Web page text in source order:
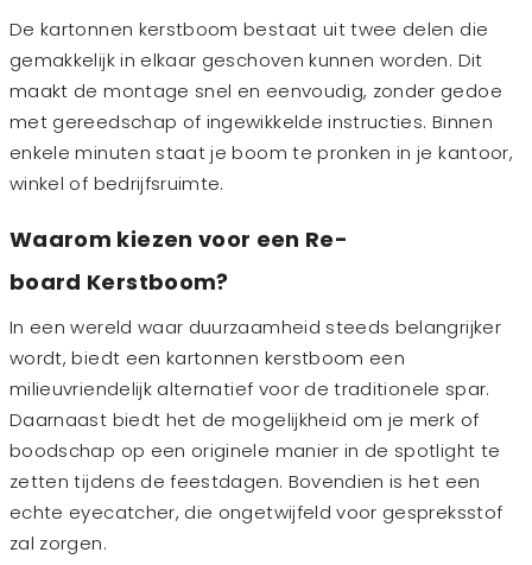
De kartonnen kerstboom bestaat uit twee delen die
gemakkelijk in elkaar geschoven kunnen worden. Dit
maakt de montage snel en eenvoudig, zonder gedoe
met gereedschap of ingewikkelde instructies. Binnen
enkele minuten staat je boom te pronken in je kantoor,
winkel of bedrijfsruimte.
Waarom kiezen voor een Re-
board Kerstboom?
In een wereld waar duurzaamheid steeds belangrijker
wordt, biedt een kartonnen kerstboom een
milieuvriendelijk alternatief voor de traditionele spar.
Daarnaast biedt het de mogelijkheid om je merk of
boodschap op een originele manier in de spotlight te
zetten tijdens de feestdagen. Bovendien is het een
echte eyecatcher, die ongetwijfeld voor gespreksstof
zal zorgen.